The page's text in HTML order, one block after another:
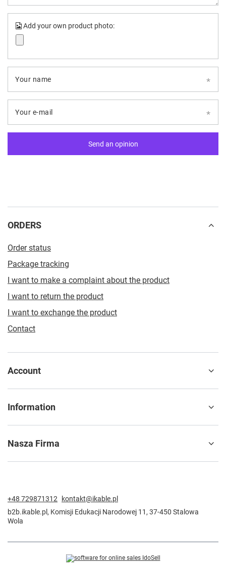
Add your own product photo:
Your name
Your e-mail
Send an opinion
ORDERS
Order status
Package tracking
I want to make a complaint about the product
I want to return the product
I want to exchange the product
Contact
Account
Information
Nasza Firma
+48 729871312
kontakt@ikable.pl
b2b.ikable.pl , Komisji Edukacji Narodowej 11 , 37-450 Stalowa
Wola